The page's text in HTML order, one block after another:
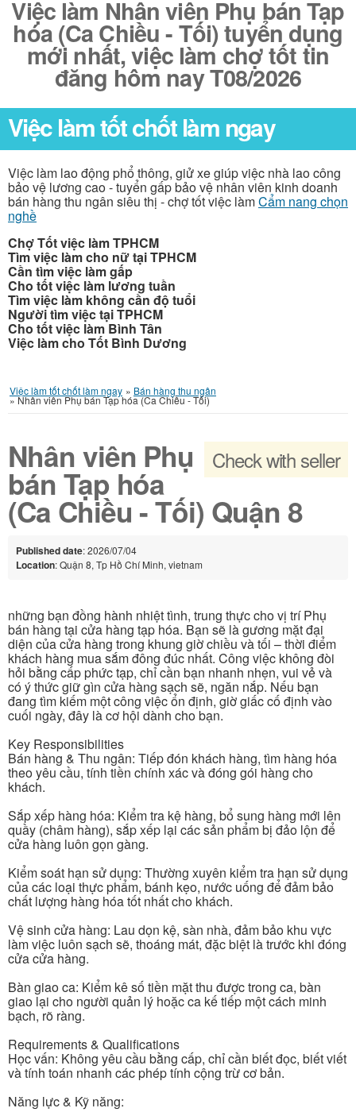
Việc làm Nhân viên Phụ bán Tạp
hóa (Ca Chiều - Tối) tuyển dụng
mới nhất, việc làm chợ tốt tin
đăng hôm nay T08/2026
Việc làm tốt chốt làm ngay
Việc làm lao động phổ thông, giử xe giúp việc nhà lao công
bảo vệ lương cao - tuyển gấp bảo vệ nhân viên kinh doanh
bán hàng thu ngân siêu thị - chợ tốt việc làmCẩm nang chọn
nghề
Chợ Tốt việc làm TPHCM
Tìm việc làm cho nữ tại TPHCM
Cần tìm việc làm gấp
Cho tốt việc làm lương tuần
Tìm việc làm không cần độ tuổi
Người tìm việc tại TPHCM
Cho tốt việc làm Bình Tân
Việc làm cho Tốt Bình Dương
Việc làm tốt chốt làm ngay » Bán hàng thu ngân
»Nhân viên Phụ bán Tạp hóa (Ca Chiều - Tối)
Check with seller
Nhân viên Phụ
bán Tạp hóa
(Ca Chiều - Tối) Quận 8
Published date: 2026/07/04
Location: Quận 8, Tp Hồ Chí Minh, vietnam
những bạn đồng hành nhiệt tình, trung thực cho vị trí Phụ
bán hàng tại cửa hàng tạp hóa. Bạn sẽ là gương mặt đại
diện của cửa hàng trong khung giờ chiều và tối – thời điểm
khách hàng mua sắm đông đúc nhất. Công việc không đòi
hỏi bằng cấp phức tạp, chỉ cần bạn nhanh nhẹn, vui vẻ và
có ý thức giữ gìn cửa hàng sạch sẽ, ngăn nắp. Nếu bạn
đang tìm kiếm một công việc ổn định, giờ giấc cố định vào
cuối ngày, đây là cơ hội dành cho bạn.
Key Responsibilities
Bán hàng & Thu ngân: Tiếp đón khách hàng, tìm hàng hóa
theo yêu cầu, tính tiền chính xác và đóng gói hàng cho
khách.
Sắp xếp hàng hóa: Kiểm tra kệ hàng, bổ sung hàng mới lên
quầy (châm hàng), sắp xếp lại các sản phẩm bị đảo lộn để
cửa hàng luôn gọn gàng.
Kiểm soát hạn sử dụng: Thường xuyên kiểm tra hạn sử dụng
của các loại thực phẩm, bánh kẹo, nước uống để đảm bảo
chất lượng hàng hóa tốt nhất cho khách.
Vệ sinh cửa hàng: Lau dọn kệ, sàn nhà, đảm bảo khu vực
làm việc luôn sạch sẽ, thoáng mát, đặc biệt là trước khi đóng
cửa cửa hàng.
Bàn giao ca: Kiểm kê số tiền mặt thu được trong ca, bàn
giao lại cho người quản lý hoặc ca kế tiếp một cách minh
bạch, rõ ràng.
Requirements & Qualifications
Học vấn: Không yêu cầu bằng cấp, chỉ cần biết đọc, biết viết
và tính toán nhanh các phép tính cộng trừ cơ bản.
Năng lực & Kỹ năng: